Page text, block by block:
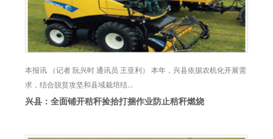
本报讯 （记者 阮兴时 通讯员 王亚利） 本年，兴县依据农机化开展需
求，结合脱贫攻坚和县域栽培结...
兴县：全面铺开秸秆捡拾打捆作业防止秸秆燃烧